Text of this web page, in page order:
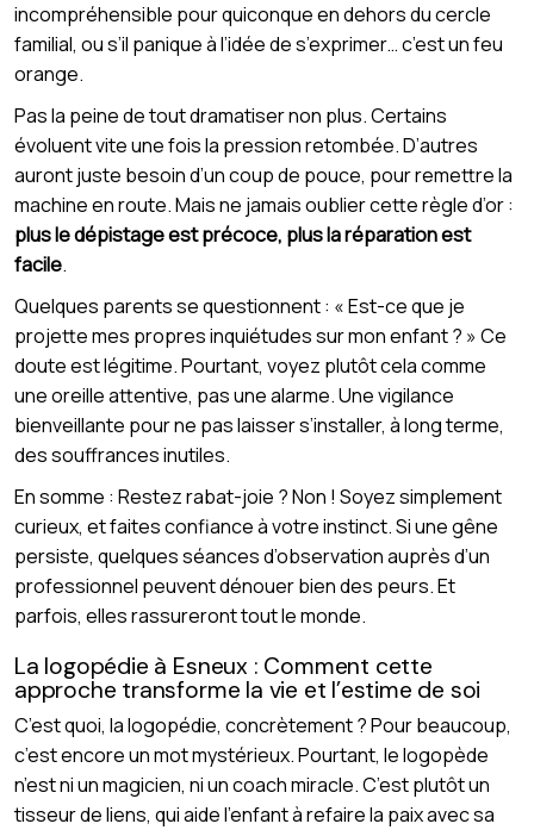
incompréhensible pour quiconque en dehors du cercle
familial, ou s’il panique à l’idée de s’exprimer… c’est un feu
orange.
Pas la peine de tout dramatiser non plus. Certains
évoluent vite une fois la pression retombée. D’autres
auront juste besoin d’un coup de pouce, pour remettre la
machine en route. Mais ne jamais oublier cette règle d’or :
plus le dépistage est précoce, plus la réparation est
facile.
Quelques parents se questionnent : « Est-ce que je
projette mes propres inquiétudes sur mon enfant ? » Ce
doute est légitime. Pourtant, voyez plutôt cela comme
une oreille attentive, pas une alarme. Une vigilance
bienveillante pour ne pas laisser s’installer, à long terme,
des souffrances inutiles.
En somme : Restez rabat-joie ? Non ! Soyez simplement
curieux, et faites confiance à votre instinct. Si une gêne
persiste, quelques séances d’observation auprès d’un
professionnel peuvent dénouer bien des peurs. Et
parfois, elles rassureront tout le monde.
La logopédie à Esneux : Comment cette
approche transforme la vie et l’estime de soi
C’est quoi, la logopédie, concrètement ? Pour beaucoup,
c’est encore un mot mystérieux. Pourtant, le logopède
n’est ni un magicien, ni un coach miracle. C’est plutôt un
tisseur de liens, qui aide l’enfant à refaire la paix avec sa